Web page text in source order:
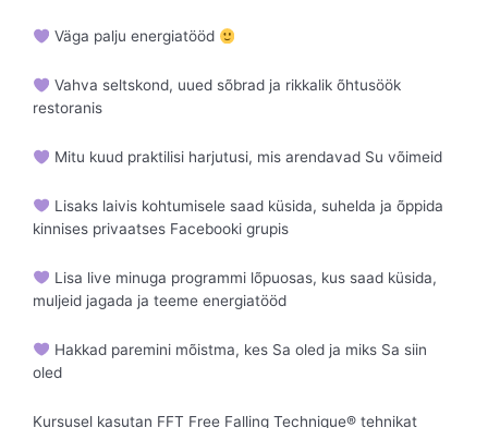
Väga palju energiatööd
Vahva seltskond, uued sõbrad ja rikkalik õhtusöök
restoranis
Mitu kuud praktilisi harjutusi, mis arendavad Su võimeid
Lisaks laivis kohtumisele saad küsida, suhelda ja õppida
kinnises privaatses Facebooki grupis
Lisa live minuga programmi lõpuosas, kus saad küsida,
muljeid jagada ja teeme energiatööd
Hakkad paremini mõistma, kes Sa oled ja miks Sa siin
oled
Kursusel kasutan FFT Free Falling Technique® tehnikat